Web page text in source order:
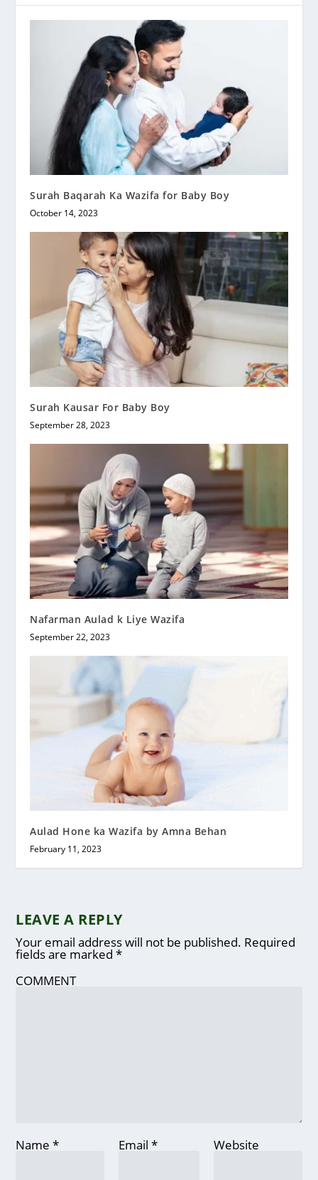
Surah Baqarah Ka Wazifa for Baby Boy
October 14, 2023
Surah Kausar For Baby Boy
September 28, 2023
Nafarman Aulad k Liye Wazifa
September 22, 2023
Aulad Hone ka Wazifa by Amna Behan
February 11, 2023
LEAVE A REPLY
Your email address will not be published. Required
fields are marked*
COMMENT
Name* Email * Website